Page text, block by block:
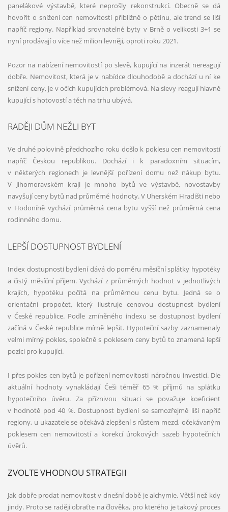
panelákové výstavbě, které neprošly rekonstrukcí. Obecně se dá
hovořit o snížení cen nemovitostí přibližně o pětinu, ale trend se liší
napříč regiony. Například srovnatelné byty v Brně o velikosti 3+1 se
nyní prodávají o více než milion levněji, oproti roku 2021.
Pozor na nabízení nemovitostí po slevě, kupující na inzerát nereagují
dobře. Nemovitost, která je v nabídce dlouhodobě a dochází u ní ke
snížení ceny, je v očích kupujících problémová. Na slevy reagují hlavně
kupující s hotovostí a těch na trhu ubývá.
RADĚJI DŮM NEŽLI BYT
Ve druhé polovině předchozího roku došlo k poklesu cen nemovitostí
napříč Českou republikou. Dochází i k paradoxním situacím,
v některých regionech je levnější pořízení domu než nákup bytu.
V Jihomoravském kraji je mnoho bytů ve výstavbě, novostavby
navyšují ceny bytů nad průměrné hodnoty. V Uherském Hradišti nebo
v Hodoníně vychází průměrná cena bytu vyšší než průměrná cena
rodinného domu.
LEPŠÍ DOSTUPNOST BYDLENÍ
Index dostupnosti bydlení dává do poměru měsíční splátky hypotéky
a čistý měsíční příjem. Vychází z průměrných hodnot v jednotlivých
krajích, hypotéku počítá na průměrnou cenu bytu. Jedná se o
orientační propočet, který ilustruje cenovou dostupnost bydlení
v České republice. Podle zmíněného indexu se dostupnost bydlení
začíná v České republice mírně lepšit. Hypoteční sazby zaznamenaly
velmi mírný pokles, společně s poklesem ceny bytů to znamená lepší
pozici pro kupující.
I přes pokles cen bytů je pořízení nemovitosti náročnou investicí. Dle
aktuální hodnoty vynakládají Češi téměř 65 % příjmů na splátku
hypotečního úvěru. Za příznivou situaci se považuje koeficient
v hodnotě pod 40 %. Dostupnost bydlení se samozřejmě liší napříč
regiony, u ukazatele se očekává zlepšení s růstem mezd, očekávaným
poklesem cen nemovitostí a korekcí úrokových sazeb hypotečních
úvěrů.
ZVOLTE VHODNOU STRATEGII
Jak dobře prodat nemovitost v dnešní době je alchymie. Větší než kdy
jindy. Proto se raději obraťte na člověka, pro kterého je takový proces